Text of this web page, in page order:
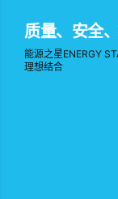
质量、安全
能源之星ENERGY
理想结合